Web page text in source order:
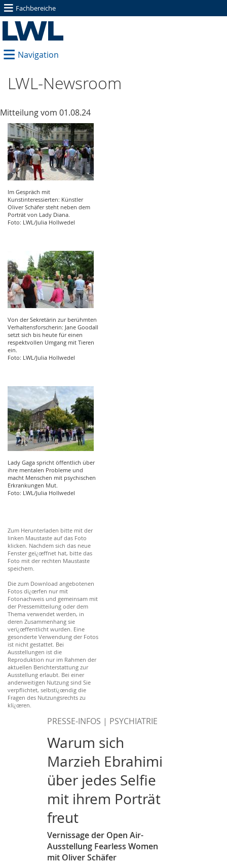
≡ Fachbereiche
≡ Navigation
LWL-Newsroom
Mitteilung vom 01.08.24
Im Gespräch mit
Kunstinteressierten: Künstler
Oliver Schäfer steht neben dem
Porträt von Lady Diana.
Foto: LWL/Julia Hollwedel
Von der Sekretärin zur berühmten
Verhaltensforscherin: Jane Goodall
setzt sich bis heute für einen
respektvollen Umgang mit Tieren
ein.
Foto: LWL/Julia Hollwedel
Lady Gaga spricht öffentlich über
ihre mentalen Probleme und
macht Menschen mit psychischen
Erkrankungen Mut.
Foto: LWL/Julia Hollwedel
Zum Herunterladen bitte mit der
linken Maustaste auf das Foto
klicken. Nachdem sich das neue
Fenster geï¿œffnet hat, bitte das
Foto mit der rechten Maustaste
speichern.
Die zum Download angebotenen
Fotos dï¿œrfen nur mit
Fotonachweis und gemeinsam mit
der Pressemitteilung oder dem
Thema verwendet werden, in
deren Zusammenhang sie
verï¿œffentlicht wurden. Eine
gesonderte Verwendung der Fotos
ist nicht gestattet. Bei
Ausstellungen ist die
Reproduktion nur im Rahmen der
aktuellen Berichterstattung zur
Ausstellung erlaubt. Bei einer
anderweitigen Nutzung sind Sie
verpflichtet, selbstï¿œndig die
Fragen des Nutzungsrechts zu
klï¿œren.
PRESSE-INFOS | PSYCHIATRIE
Warum sich
Marzieh Ebrahimi
über jedes Selfie
mit ihrem Porträt
freut
Vernissage der Open Air-
Ausstellung Fearless Women
mit Oliver Schäfer